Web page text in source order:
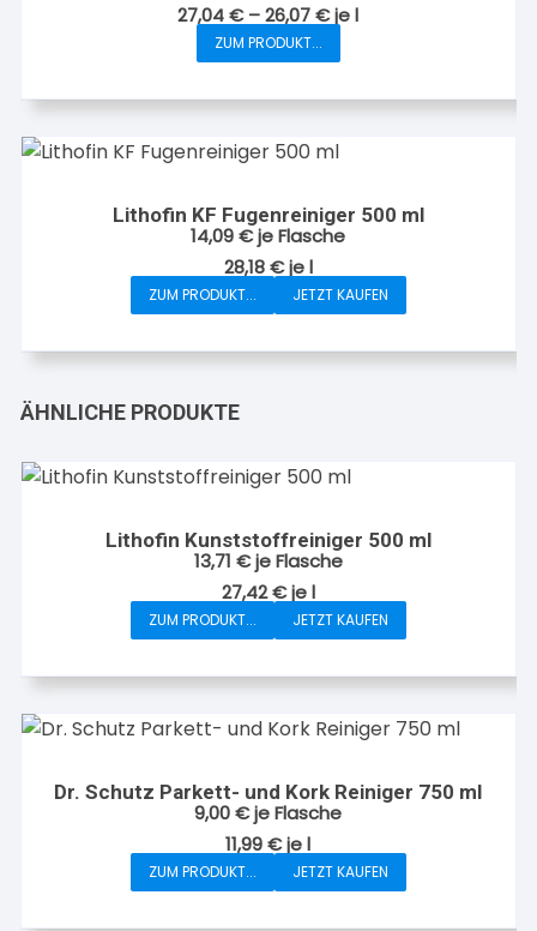
27,04€–26,07€jel
ZUM PRODUKT...
Dieses
weist
mehrere
Die
Optionen
können
auf
Lithofin KF Fugenreiniger 500 ml
14,09€je Flasche
28,18€jel
ZUM PRODUKT... JETZT KAUFEN
ÄHNLICHE PRODUKTE
Lithofin Kunststoffreiniger 500 ml
13,71 €je Flasche
27,42€jel
ZUM PRODUKT... JETZT KAUFEN
Dr. Schutz Parkett- und Kork Reiniger 750 ml
9,00€je Flasche
11,99€jel
ZUM PRODUKT... JETZT KAUFEN